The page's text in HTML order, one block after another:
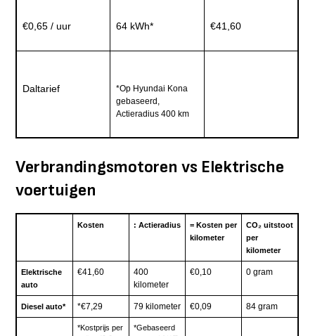
€0,65 / uur 64 kWh* €41,60
Daltarief
*Op Hyundai Kona
gebaseerd,
Actieradius 400 km
Verbrandingsmotoren vs Elektrische
voertuigen
Kosten : Actieradius
= Kosten per
kilometer
CO₂ uitstoot
per
kilometer
Elektrische
auto
€41,60
400
kilometer
€0,10 0 gram
Diesel auto* *€7,29 79 kilometer €0,09 84 gram
*Kostprijs per
*Gebaseerd